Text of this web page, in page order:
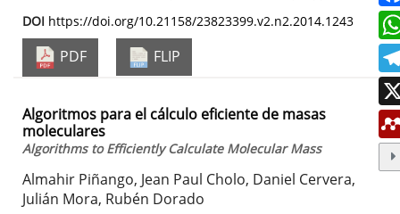
DOI https://doi.org/10.21158/23823399.v2.n2.2014.1243
PDF FLIP
Algoritmos para el cálculo eficiente de masas
moleculares
Algorithms to Efficiently Calculate Molecular Mass
Almahir Piñango, Jean Paul Cholo, Daniel Cervera,
Julián Mora, Rubén Dorado